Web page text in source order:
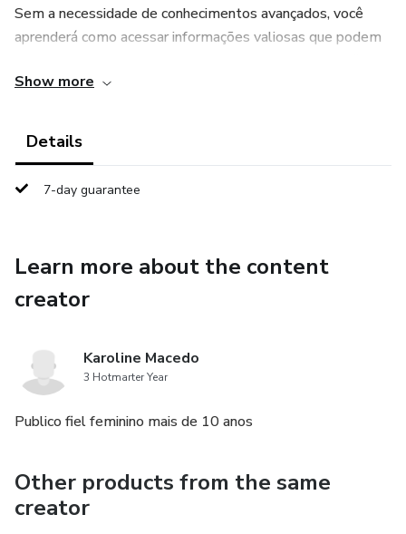
Sem a necessidade de conhecimentos avançados, você
aprenderá como acessar informações valiosas que podem
contra energias indesejadas.
Show more
Details
7-day guarantee
Learn more about the content
creator
Karoline Macedo
3 Hotmarter Year
Publico fiel feminino mais de 10 anos
Other products from the same
creator